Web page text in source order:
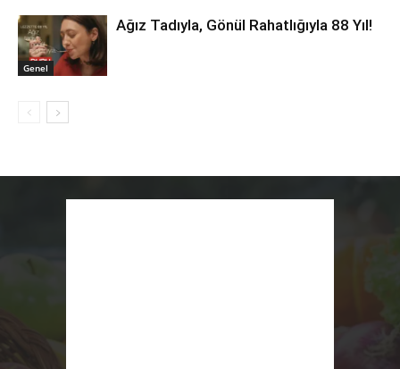
Genel
Ağız Tadıyla, Gönül Rahatlığıyla 88 Yıl!